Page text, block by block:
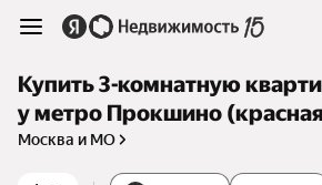
Купить 3-комнатную
у метро Прокшино
Москва и МО